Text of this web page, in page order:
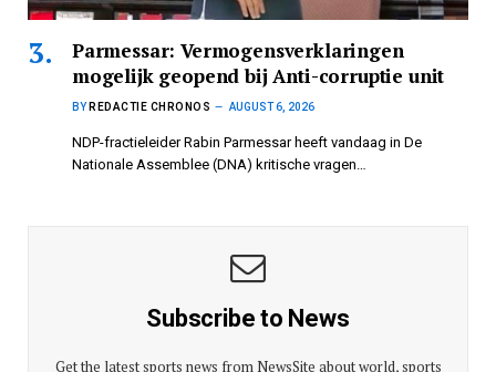
Parmessar: Vermogensverklaringen
mogelijk geopend bij Anti-corruptie unit
BY REDACTIE CHRONOS AUGUST 6, 2026
NDP-fractieleider Rabin Parmessar heeft vandaag in De
Nationale Assemblee (DNA) kritische vragen…
Subscribe to News
Get the latest sports news from NewsSite about world, sports